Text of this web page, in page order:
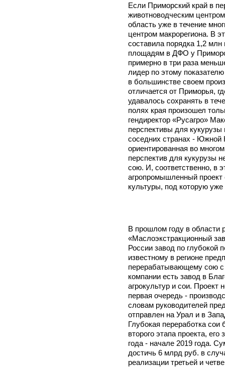
Если Приморский край в
животноводческим
область уже в течение
центром макрорегиона. В
составила порядка 1,2 млн
площадям в ДФО у
примерно в три раза
лидер по этому
в большинстве своем
отличается от Приморья,
удавалось сохранять в
полях края произошел
гендиректор «Русагро»
перспективы для
соседних странах - Южной
ориентированная во
перспектив для кукурузы
сою. И, соответственно, в
агропромышленный проект
культуры, под которую уже
В прошлом году в
«Маслоэкстракционный
России завод по глубокой
известному в регионе
перерабатывающему сою с
компании есть завод в
агрокультур и сои. Проект
первая очередь -
словам руководителей
отправлен на Урал и в
Глубокая переработка сои
второго этапа проекта,
года - начале 2019 года.
достичь 6 млрд руб. в
реализации третьей и